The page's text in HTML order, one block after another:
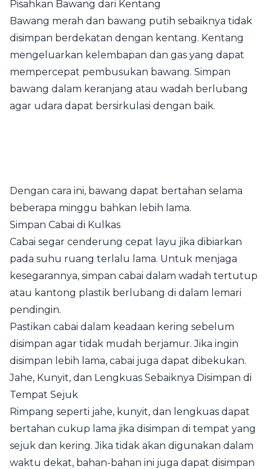
Pisahkan Bawang dari Kentang
Bawang merah dan bawang putih sebaiknya tidak
disimpan berdekatan dengan kentang. Kentang
mengeluarkan kelembapan dan gas yang dapat
mempercepat pembusukan bawang. Simpan
bawang dalam keranjang atau wadah berlubang
agar udara dapat bersirkulasi dengan baik.
Dengan cara ini, bawang dapat bertahan selama
beberapa minggu bahkan lebih lama.
Simpan Cabai di Kulkas
Cabai segar cenderung cepat layu jika dibiarkan
pada suhu ruang terlalu lama. Untuk menjaga
kesegarannya, simpan cabai dalam wadah tertutup
atau kantong plastik berlubang di dalam lemari
pendingin.
Pastikan cabai dalam keadaan kering sebelum
disimpan agar tidak mudah berjamur. Jika ingin
disimpan lebih lama, cabai juga dapat dibekukan.
Jahe, Kunyit, dan Lengkuas Sebaiknya Disimpan di
Tempat Sejuk
Rimpang seperti jahe, kunyit, dan lengkuas dapat
bertahan cukup lama jika disimpan di tempat yang
sejuk dan kering. Jika tidak akan digunakan dalam
waktu dekat, bahan-bahan ini juga dapat disimpan